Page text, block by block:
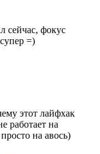
сейчас, фокус
=)
этот лайфхак
работает на
на авось)